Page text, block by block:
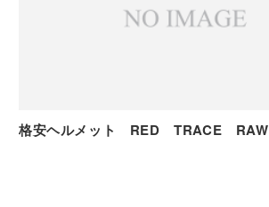
格安ヘルメット RED TRACE RAW